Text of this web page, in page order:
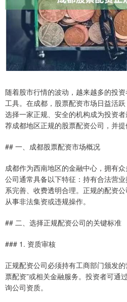
随着股市行情的波动，越来越多的投
工具。在成都，股票配资市场日益活
选择一家正规、安全的机构成为投资
荐成都地区正规的股票配资公司，并提
## 一、成都股票配资市场概况
成都作为西南地区的金融中心，拥有
公司通常具备以下特征：持有合法营
系完善、收费透明合理。正规的配资
从事非法集资或违规操作。
## 二、选择正规配资公司的关键标准
### 1. 资质审核
正规配资公司必须持有工商部门颁发
票配资”或相关金融服务。投资者可通
询公司资质。